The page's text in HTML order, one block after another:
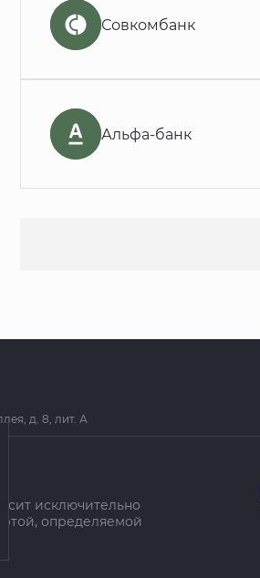
Совкомбанк
Альфа-банк
д. 8, лит. А
исключительно
определяемой